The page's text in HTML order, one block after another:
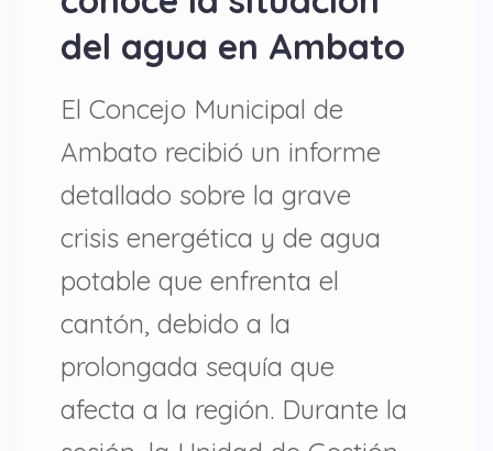
del agua en Ambato
El Concejo Municipal de
Ambato recibió un informe
detallado sobre la grave
crisis energética y de agua
potable que enfrenta el
cantón, debido a la
prolongada sequía que
afecta a la región. Durante la